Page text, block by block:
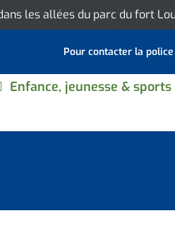
les allées du parc du fort
Pour contacter la
Enfance, jeunesse & sports